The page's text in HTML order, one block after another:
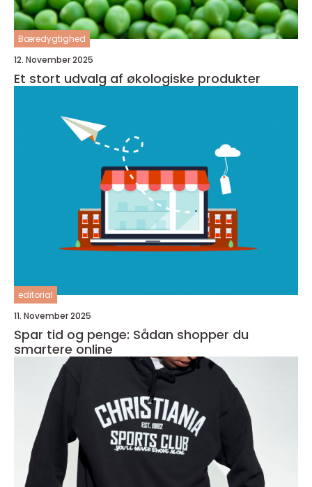
Bæredygtighed
12. November 2025
Et stort udvalg af økologiske produkter
editorial
11. November 2025
Spar tid og penge: Sådan shopper du
smartere online